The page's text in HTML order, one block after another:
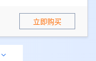
立即购买